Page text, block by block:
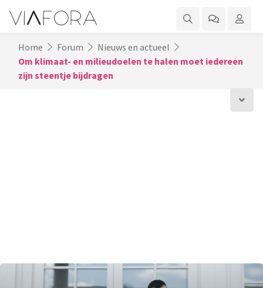
Home Forum
Nieuws en actueel
Om klimaat- en milieudoelen te halen moet iedereen
zijn steentje bijdragen